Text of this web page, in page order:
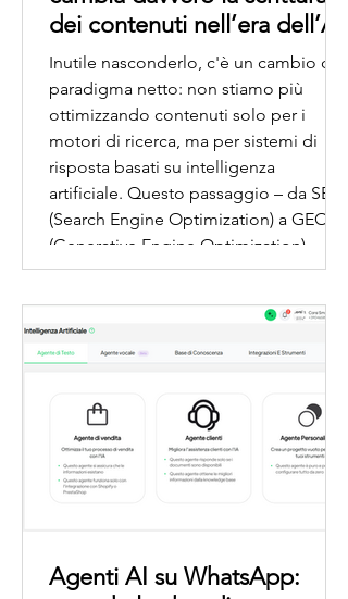
dei contenuti nell’era dell’AI
Inutile nasconderlo, c'è un cambio di
paradigma netto: non stiamo più
ottimizzando contenuti solo per i
motori di ricerca, ma per sistemi di
risposta basati su intelligenza
artificiale. Questo passaggio – da SEO
(Search Engine Optimization) a GEO
(Generative Engine Optimization) –
non è cosmetico. Cambia la logica con
e riutilizzati. Il tema centrale è
semplice: oggi non basta “posizionarsi
fonte util
Agenti AI su WhatsApp: